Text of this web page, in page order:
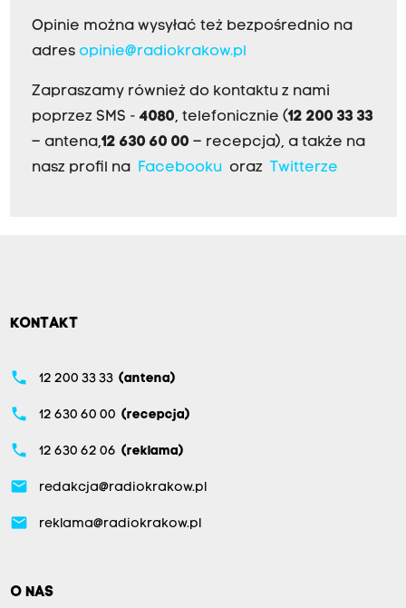
Opinie można wysyłać też bezpośrednio na
adres opinie@radiokrakow.pl
Zapraszamy również do kontaktu z nami
poprzez SMS - 4080, telefonicznie (12 200 33 33
– antena,12 630 60 00 – recepcja), a także na
nasz profil na Facebookuoraz Twitterze
KONTAKT
phone 12 200 33 33 (antena)
phone 12 630 60 00 (recepcja)
phone 12 630 62 06 (reklama)
email redakcja@radiokrakow.pl
email reklama@radiokrakow.pl
O NAS